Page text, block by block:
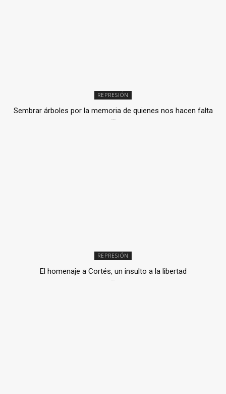
REPRESIÓN
Sembrar árboles por la memoria de quienes nos hacen falta
REPRESIÓN
El homenaje a Cortés, un insulto a la libertad